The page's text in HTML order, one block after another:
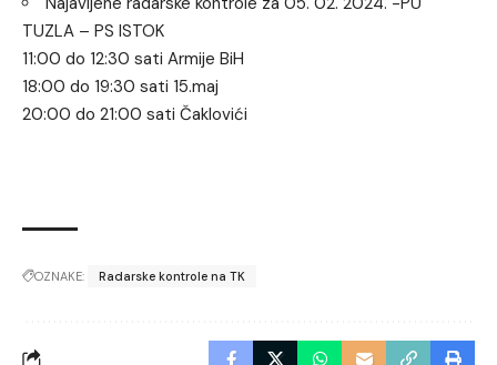
TUZLA – PS ISTOK
11:00 do 12:30 sati Armije BiH
18:00 do 19:30 sati 15.maj
20:00 do 21:00 sati Čaklovići
OZNAKE: Radarske kontrole na TK